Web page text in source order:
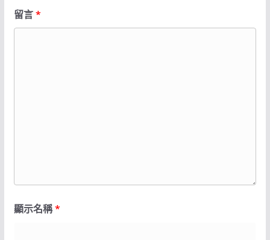
留言*
顯示名稱*